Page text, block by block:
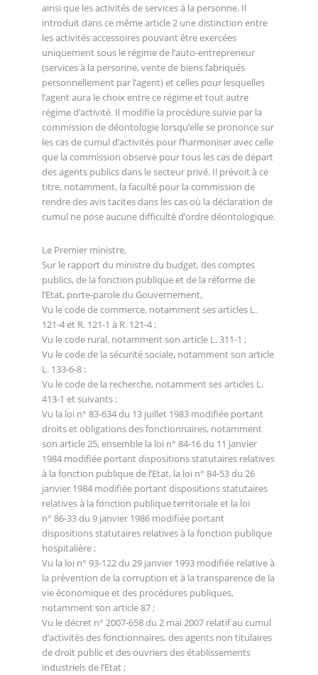
ainsi que les activités de services à la personne. Il
introduit dans ce même article 2 une distinction entre
les activités accessoires pouvant être exercées
uniquement sous le régime de l’auto-entrepreneur
(services à la personne, vente de biens fabriqués
personnellement par l’agent) et celles pour lesquelles
l’agent aura le choix entre ce régime et tout autre
régime d’activité. Il modifie la procédure suivie par la
commission de déontologie lorsqu’elle se prononce sur
les cas de cumul d’activités pour l’harmoniser avec celle
que la commission observe pour tous les cas de départ
des agents publics dans le secteur privé. Il prévoit à ce
titre, notamment, la faculté pour la commission de
rendre des avis tacites dans les cas où la déclaration de
cumul ne pose aucune difficulté d’ordre déontologique.
Le Premier ministre,
Sur le rapport du ministre du budget, des comptes
publics, de la fonction publique et de la réforme de
l’Etat, porte-parole du Gouvernement,
Vu le code de commerce, notamment ses articles L.
121-4 et R. 121-1 à R. 121-4 ;
Vu le code rural, notamment son article L. 311-1 ;
Vu le code de la sécurité sociale, notamment son article
L. 133-6-8 ;
Vu le code de la recherche, notamment ses articles L.
413-1 et suivants ;
Vu la loi n° 83-634 du 13 juillet 1983 modifiée portant
droits et obligations des fonctionnaires, notamment
son article 25, ensemble la loi n° 84-16 du 11 janvier
1984 modifiée portant dispositions statutaires relatives
à la fonction publique de l’Etat, la loi n° 84-53 du 26
janvier 1984 modifiée portant dispositions statutaires
relatives à la fonction publique territoriale et la loi
n° 86-33 du 9 janvier 1986 modifiée portant
dispositions statutaires relatives à la fonction publique
hospitalière ;
Vu la loi n° 93-122 du 29 janvier 1993 modifiée relative à
la prévention de la corruption et à la transparence de la
vie économique et des procédures publiques,
notamment son article 87 ;
Vu le décret n° 2007-658 du 2 mai 2007 relatif au cumul
d’activités des fonctionnaires, des agents non titulaires
de droit public et des ouvriers des établissements
industriels de l’Etat ;